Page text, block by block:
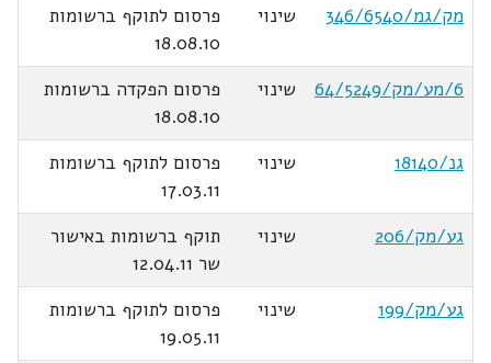
מק/גמ/346/6540
שינוי
פרסום לתוקף ברשומות
18.08.10
6/מע/מק/64/5249
שינוי
פרסום הפקדה ברשומות
18.08.10
גנ/18140
שינוי
פרסום לתוקף ברשומות
17.03.11
גע/מק/206
שינוי
תוקף ברשומות באישור
שר 12.04.11
גע/מק/199
שינוי
פרסום לתוקף ברשומות
19.05.11